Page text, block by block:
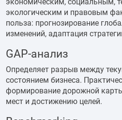
экологическим и правовым
польза: прогнозирование
изменений, адаптация
GAP-анализ
Определяет разрыв между
состоянием бизнеса.
формирование дорожной
мест и достижению целей.